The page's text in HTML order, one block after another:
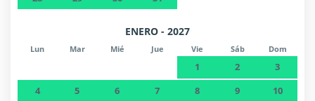
ENERO - 2027
Lun Mar Mié Jue Vie Sáb Dom
1 2
3
4
5 6 7 8 9
10